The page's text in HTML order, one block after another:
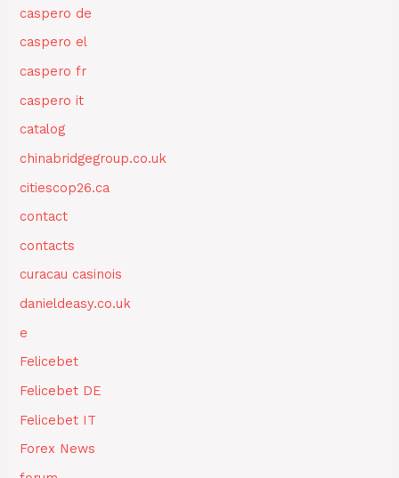
caspero de
caspero el
caspero fr
caspero it
catalog
chinabridgegroup.co.uk
citiescop26.ca
contact
contacts
curacau casinois
danieldeasy.co.uk
e
Felicebet
Felicebet DE
Felicebet IT
Forex News